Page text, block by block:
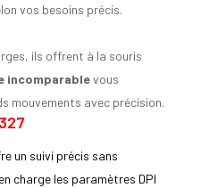
vos besoins précis.
ils offrent à la souris
incomparablevous
mouvements avec précision.
un suivi précis sans
charge les paramètres DPI